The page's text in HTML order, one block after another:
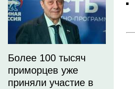
Более 100 тысяч
приморцев уже
приняли участие в